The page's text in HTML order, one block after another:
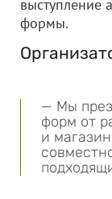
выступление
формы.
— Мы
форм от
и